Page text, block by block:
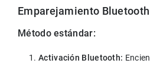
Emparejamiento
Método estándar:
Activación Bluetooth: